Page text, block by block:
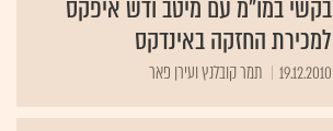
בקשי במו"מ עם מיטב ודש איפקס
למכירת החזקה באינדקס
19.12.2010 תמר קובלנץ ועירן פאר